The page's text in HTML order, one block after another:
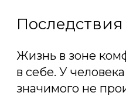
Последствия
Жизнь в зоне
в себе. У
значимого не